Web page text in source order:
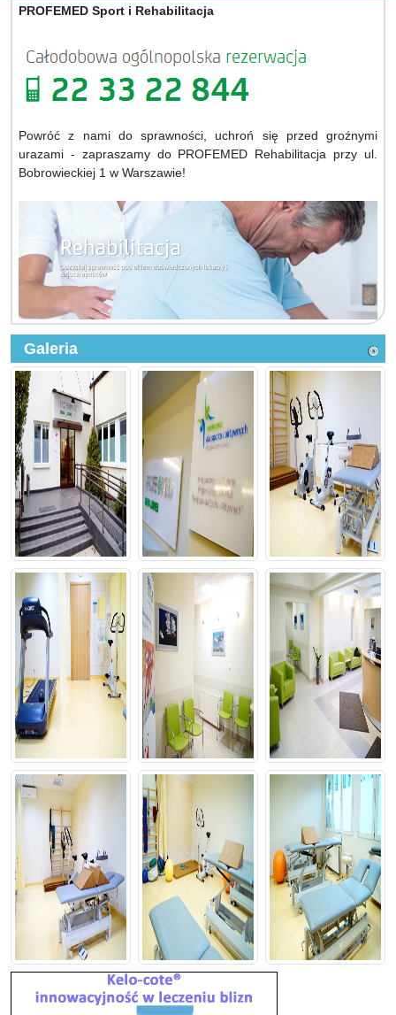
PROFEMED Sport i Rehabilitacja
Powróć z nami do sprawności, uchroń się przed groźnymi
urazami - zapraszamy do PROFEMED Rehabilitacja przy ul.
Bobrowieckiej 1 w Warszawie!
Galeria